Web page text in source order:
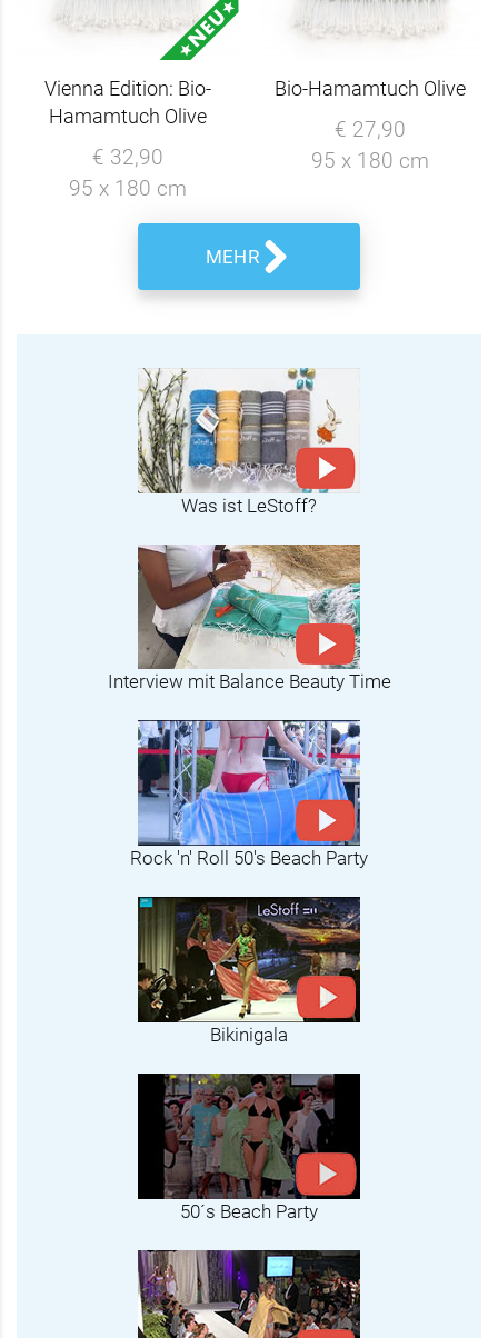
Vienna Edition: Bio-
Hamamtuch Olive
€ 32,90
95 x 180 cm
Bio-Hamamtuch Olive
€ 27,90
95 x 180 cm
MEHR
Was ist LeStoff?
Interview mit Balance Beauty Time
Rock 'n' Roll 50's Beach Party
Bikinigala
50´s Beach Party